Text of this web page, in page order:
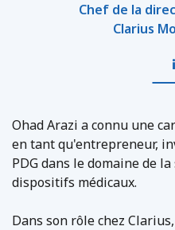
Chef de la
Clarius
Ohad Arazi a connu une
en tant qu'entrepreneur,
PDG dans le domaine de
dispositifs médicaux.
Dans son rôle chez